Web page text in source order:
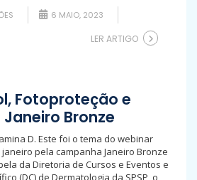
6 MAIO, 2023
LER ARTIGO
Fotoproteção e
Bronze
D. Este foi o tema do webinar
pela campanha Janeiro Bronze
da Diretoria de Cursos e Eventos e
(DC) de Dermatologia da SPSP, o